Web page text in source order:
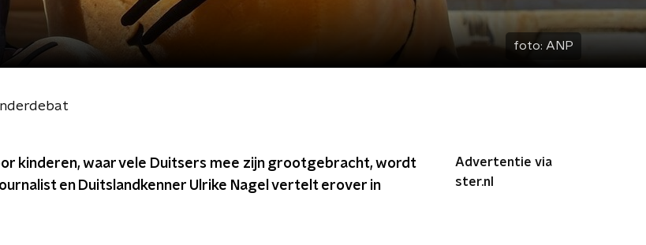
foto: ANP
kinderen, waar vele Duitsers mee zijn grootgebracht, wordt
en Duitslandkenner Ulrike Nagel vertelt erover in
Advertentie via
ster.nl